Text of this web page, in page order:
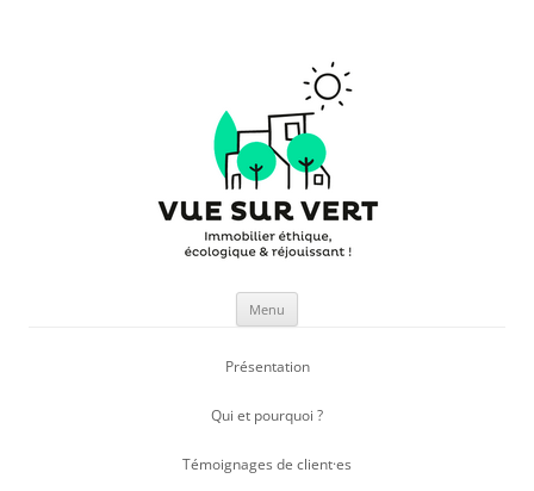
Menu
Présentation
Qui et pourquoi ?
Témoignages de client·es